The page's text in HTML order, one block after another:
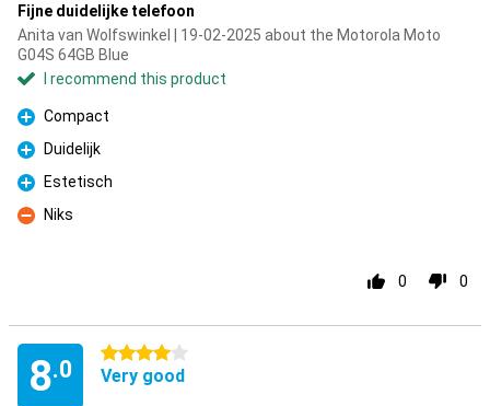
Fijne duidelijke telefoon
Anita van Wolfswinkel | 19-02-2025 about the Motorola Moto
G04S 64GB Blue
I recommend this product
Pro
Compact
Pro
Duidelijk
Pro
Estetisch
Con
Niks
0 0
8.0
4 stars
Very good